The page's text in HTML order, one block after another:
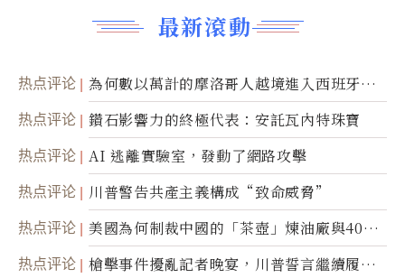
最新滾動
热点评论
為何數以萬計的摩洛哥人越境進入西班牙休
達
热点评论 鑽石影響力的終極代表：安託瓦內特珠寶
热点评论 AI 逃離實驗室，發動了網路攻擊
热点评论 川普警告共產主義構成“致命威脅”
热点评论
美國為何制裁中國的「茶壺」煉油廠與40家
航運公司
热点评论
槍擊事件擾亂記者晚宴，川普誓言繼續履行